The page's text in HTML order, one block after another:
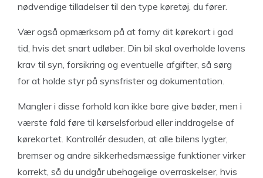
nødvendige tilladelser til den type køretøj, du fører.
Vær også opmærksom på at forny dit kørekort i god
tid, hvis det snart udløber. Din bil skal overholde lovens
krav til syn, forsikring og eventuelle afgifter, så sørg
for at holde styr på synsfrister og dokumentation.
Mangler i disse forhold kan ikke bare give bøder, men i
værste fald føre til kørselsforbud eller inddragelse af
kørekortet. Kontrollér desuden, at alle bilens lygter,
bremser og andre sikkerhedsmæssige funktioner virker
korrekt, så du undgår ubehagelige overraskelser, hvis